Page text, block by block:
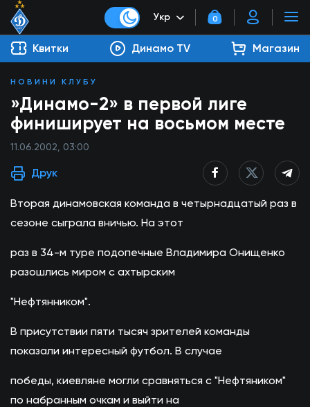
Укр 0
Квитки Динамо TV Магазин
НОВИНИ КЛУБУ
»Динамо-2» в первой лиге
финиширует на восьмом месте
11.06.2002, 03:00
Друк
Вторая динамовская команда в четырнадцатый раз в
сезоне сыграла вничью. На этот
раз в 34-м туре подопечные Владимира Онищенко
разошлись миром с ахтырским
"Нефтянником".
В присутствии пяти тысяч зрителей команды
показали интересный футбол. В случае
победы, киевляне могли сравняться с "Нефтяником"
по набранным очкам и выйти на